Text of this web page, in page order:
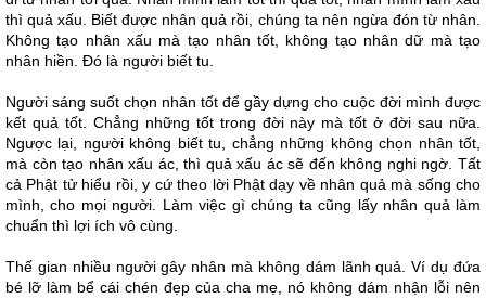
thì quả xấu. Biết được nhân quả rồi, chúng ta nên ngừa đón từ nhân.
Không tạo nhân xấu mà tạo nhân tốt, không tạo nhân dữ mà tạo
nhân hiền. Đó là người biết tu.
Người sáng suốt chọn nhân tốt để gầy dựng cho cuộc đời mình được
kết quả tốt. Chẳng những tốt trong đời này mà tốt ở đời sau nữa.
Ngược lại, người không biết tu, chẳng những không chọn nhân tốt,
mà còn tạo nhân xấu ác, thì quả xấu ác sẽ đến không nghi ngờ. Tất
cả Phật tử hiểu rồi, y cứ theo lời Phật dạy về nhân quả mà sống cho
mình, cho mọi người. Làm việc gì chúng ta cũng lấy nhân quả làm
chuẩn thì lợi ích vô cùng.
Thế gian nhiều người gây nhân mà không dám lãnh quả. Ví dụ đứa
bé lỡ làm bể cái chén đẹp của cha mẹ, nó không dám nhận lỗi nên